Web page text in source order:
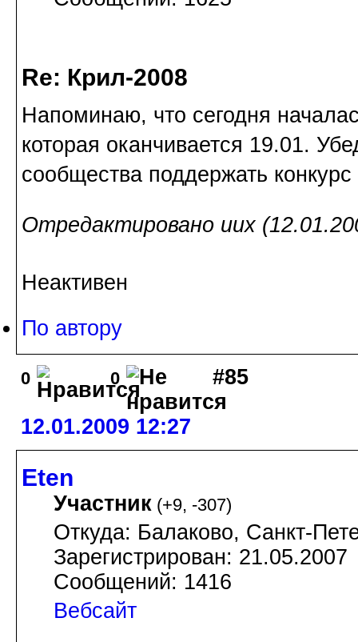
Re: Крил-2008
Напоминаю, что сегодня
которая оканчивается 19.01.
сообщества поддержать
Отредактировано uux
Неактивен
По автору
0 0 #85
12.01.2009 12:27
Eten
Участник (+9, -307)
Откуда: Балаково, Санкт-
Зарегистрирован: 21.05.2007
Сообщений: 1416
Вебсайт